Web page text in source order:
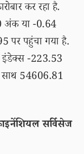
कर रहा है.
अंक या -0.64
पर पहुंचा गया है.
इंडेक्स -223.53
साथ 54606.81
सर्विसेज